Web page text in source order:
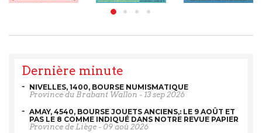
Dernière minute
NIVELLES, 1400, BOURSE NUMISMATIQUE
Province du Brabant Wallon - 13 sep 2026
AMAY, 4540, BOURSE JOUETS ANCIENS,: LE 9 AOÛT ET
PAS LE 8 COMME INDIQUÉ DANS NOTRE REVUE PAPIER
Province de Liège - 09 aoû 2026